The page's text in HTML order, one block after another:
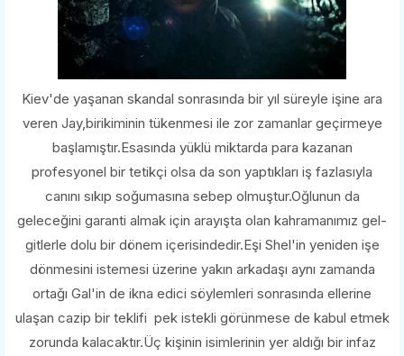
Kiev'de yaşanan skandal sonrasında bir yıl süreyle işine ara
veren Jay,birikiminin tükenmesi ile zor zamanlar geçirmeye
başlamıştır.Esasında yüklü miktarda para kazanan
profesyonel bir tetikçi olsa da son yaptıkları iş fazlasıyla
canını sıkıp soğumasına sebep olmuştur.Oğlunun da
geleceğini garanti almak için arayışta olan kahramanımız gel-
gitlerle dolu bir dönem içerisindedir.Eşi Shel'in yeniden işe
dönmesini istemesi üzerine yakın arkadaşı aynı zamanda
ortağı Gal'in de ikna edici söylemleri sonrasında ellerine
ulaşan cazip bir teklifi pek istekli görünmese de kabul etmek
zorunda kalacaktır.Üç kişinin isimlerinin yer aldığı bir infaz